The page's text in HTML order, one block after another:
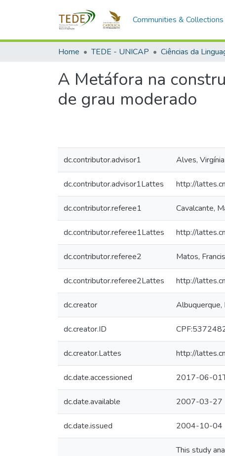
Communities & Collections
Home TEDE - UNICAP Ciências da
A Metáfora na
de grau moderado
dc.contributor.advisor1 Alves,
dc.contributor.advisor1Lattes http://
dc.contributor.referee1 Cavalcante,
dc.contributor.referee1Lattes http://
dc.contributor.referee2 Matos,
dc.contributor.referee2Lattes http://
dc.creator Albuquerque,
dc.creator.ID
dc.creator.Lattes http://
dc.date.accessioned 2017-06-
dc.date.available 2007-03-27
dc.date.issued 2004-10-04
This study